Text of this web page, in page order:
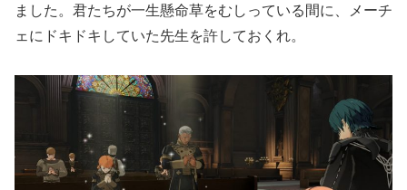
ました。君たちが一生懸命草をむしっている間に、メーチ
ェにドキドキしていた先生を許しておくれ。